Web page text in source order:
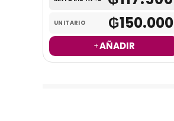
UNITARIO ₲150.000
AÑADIR